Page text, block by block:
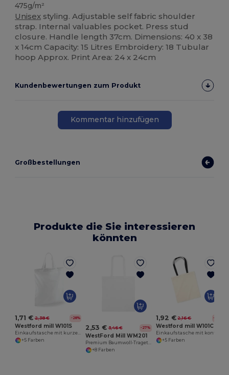
475g/m²
Unisex styling. Adjustable self fabric shoulder
strap. Internal valuables pocket. Press stud
closure. Handle length 37cm. Dimensions: 40 x 38
x 14cm Capacity: 15 Litres Embroidery: 18 Tubular
hoop Approx. Print Area: 24 x 24cm
Kundenbewertungen zum Produkt
Kommentar hinzufügen
Großbestellungen
Produkte die Sie interessieren
könnten
1,71 € 2,38 € -28%
Westford mill W101S
+5 Farben
2,53 € 3,46 € -27%
WestFord Mill WM201
+8 Farben
1,92 € 2,16 € -11%
Westford mill W101C
+5 Farben